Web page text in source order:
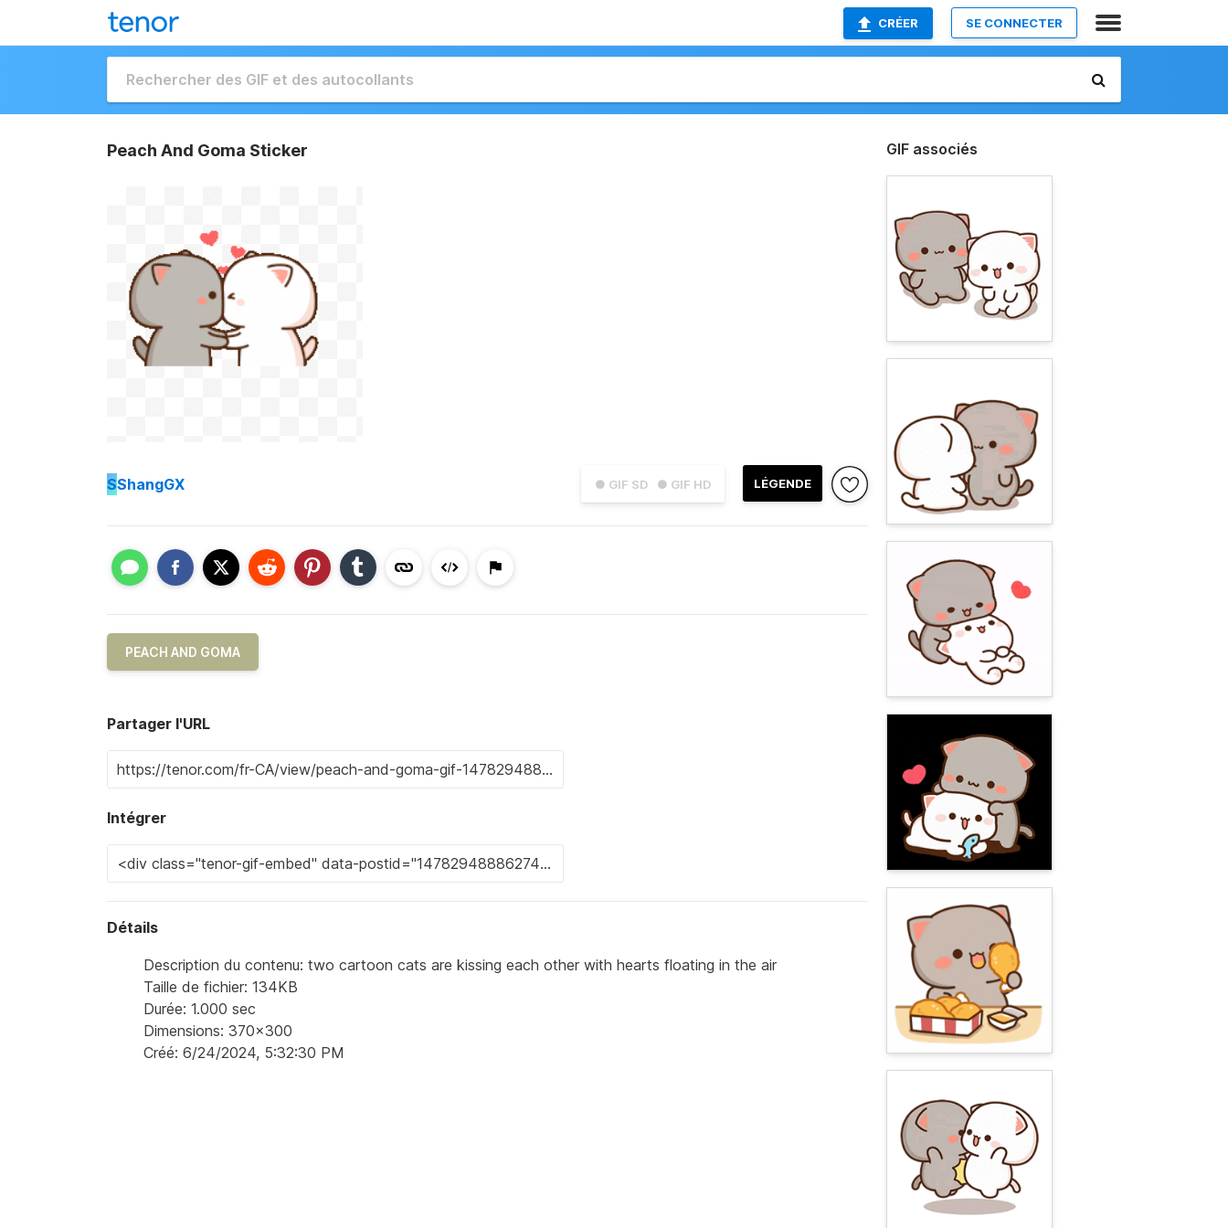
CRÉER SE CONNECTER
Peach And Goma Sticker
● GIF SD ● GIF HD LÉGENDE
SShangGX
PEACH AND GOMA
Partager l'URL
Intégrer
Détails
Description du contenu: two cartoon cats are kissing each other with hearts floating in the air
Taille de fichier: 134KB
Durée: 1.000 sec
Dimensions: 370x300
Créé: 6/24/2024, 5:32:30 PM
GIF associés